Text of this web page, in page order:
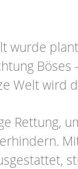
wurde
Böses
Welt wird
Rettung,